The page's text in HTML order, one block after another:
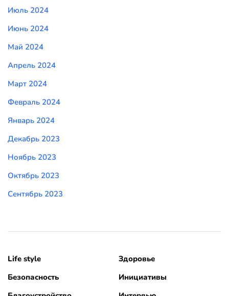
Июль 2024
Июнь 2024
Май 2024
Апрель 2024
Март 2024
Февраль 2024
Январь 2024
Декабрь 2023
Ноябрь 2023
Октябрь 2023
Сентябрь 2023
Life style
Безопасность
Здоровье
Инициативы